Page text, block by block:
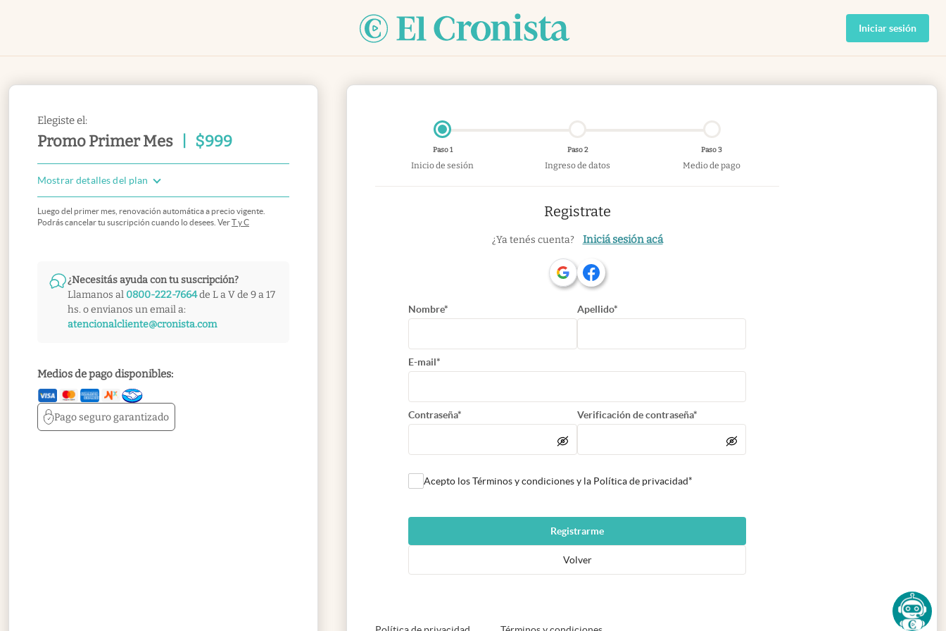
Iniciar sesión
Elegiste el:
Promo Primer Mes $999
Mostrar detalles del plan
Luego del primer mes, renovación automática a precio vigente.
Podrás cancelar tu suscripción cuando lo desees. VerT y C
¿Necesitás ayuda con tu suscripción?
Llamanos al 0800-222-7664de L a V de 9 a 17
hs. o envianos un email a:
atencionalcliente@cronista.com
Medios de pago disponibles:
Pago segurogarantizado
Paso 1
Inicio de sesión
Paso 2
Ingreso de datos
Paso 3
Medio de pago
Registrate
¿Ya tenés cuenta? Iniciá sesión acá
Nombre* Apellido*
E-mail*
Contraseña* Verificación de contraseña*
Acepto los Términos y condiciones y la Política de privacidad*
Registrarme
Volver